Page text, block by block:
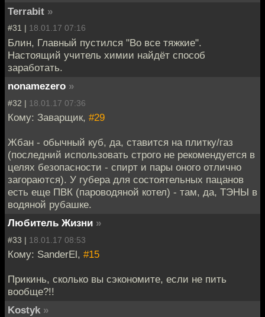
Terrabit »
#31 | 18.01.17 07:16
Блин, Главный пустился "Во все тяжкие".
Настоящий учитель химии найдёт способ
заработать.
nonamezero »
#32 | 18.01.17 07:36
Кому: Заварщик, #29
Жбан - обычный куб, да, ставится на плитку/газ
(последний использовать строго не рекомендуется в
целях безопасности - спирт и пары оного отлично
загораются). У губера для состоятельных пацанов
есть еще ПВК (пароводяной котел) - там, да, ТЭНЫ в
водяной рубашке.
Любитель Жизни »
#33 | 18.01.17 08:53
Кому: SanderEl, #15
Прикинь, сколько вы сэкономите, если не пить
вообще?!!
Kostyk »